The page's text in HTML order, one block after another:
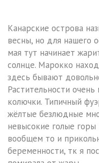
Канарские острова
весны, но для нашего
мая тут начинает
солнце. Марокко
здесь бывают
Растительности
колючки. Типичный
жёлтые безлюдные
невысокие голые
вообщем то и
беременности, тк я